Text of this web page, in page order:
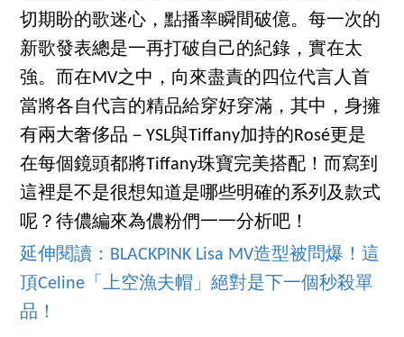
切期盼的歌迷心，點播率瞬間破億。每一次的
新歌發表總是一再打破自己的紀錄，實在太
強。而在MV之中，向來盡責的四位代言人首
當將各自代言的精品給穿好穿滿，其中，身擁
有兩大奢侈品－YSL與Tiffany加持的Rosé更是
在每個鏡頭都將Tiffany珠寶完美搭配！而寫到
這裡是不是很想知道是哪些明確的系列及款式
呢？待儂編來為儂粉們一一分析吧！
延伸閱讀：BLACKPINK Lisa MV造型被問爆！這
頂Celine「上空漁夫帽」絕對是下一個秒殺單
品！